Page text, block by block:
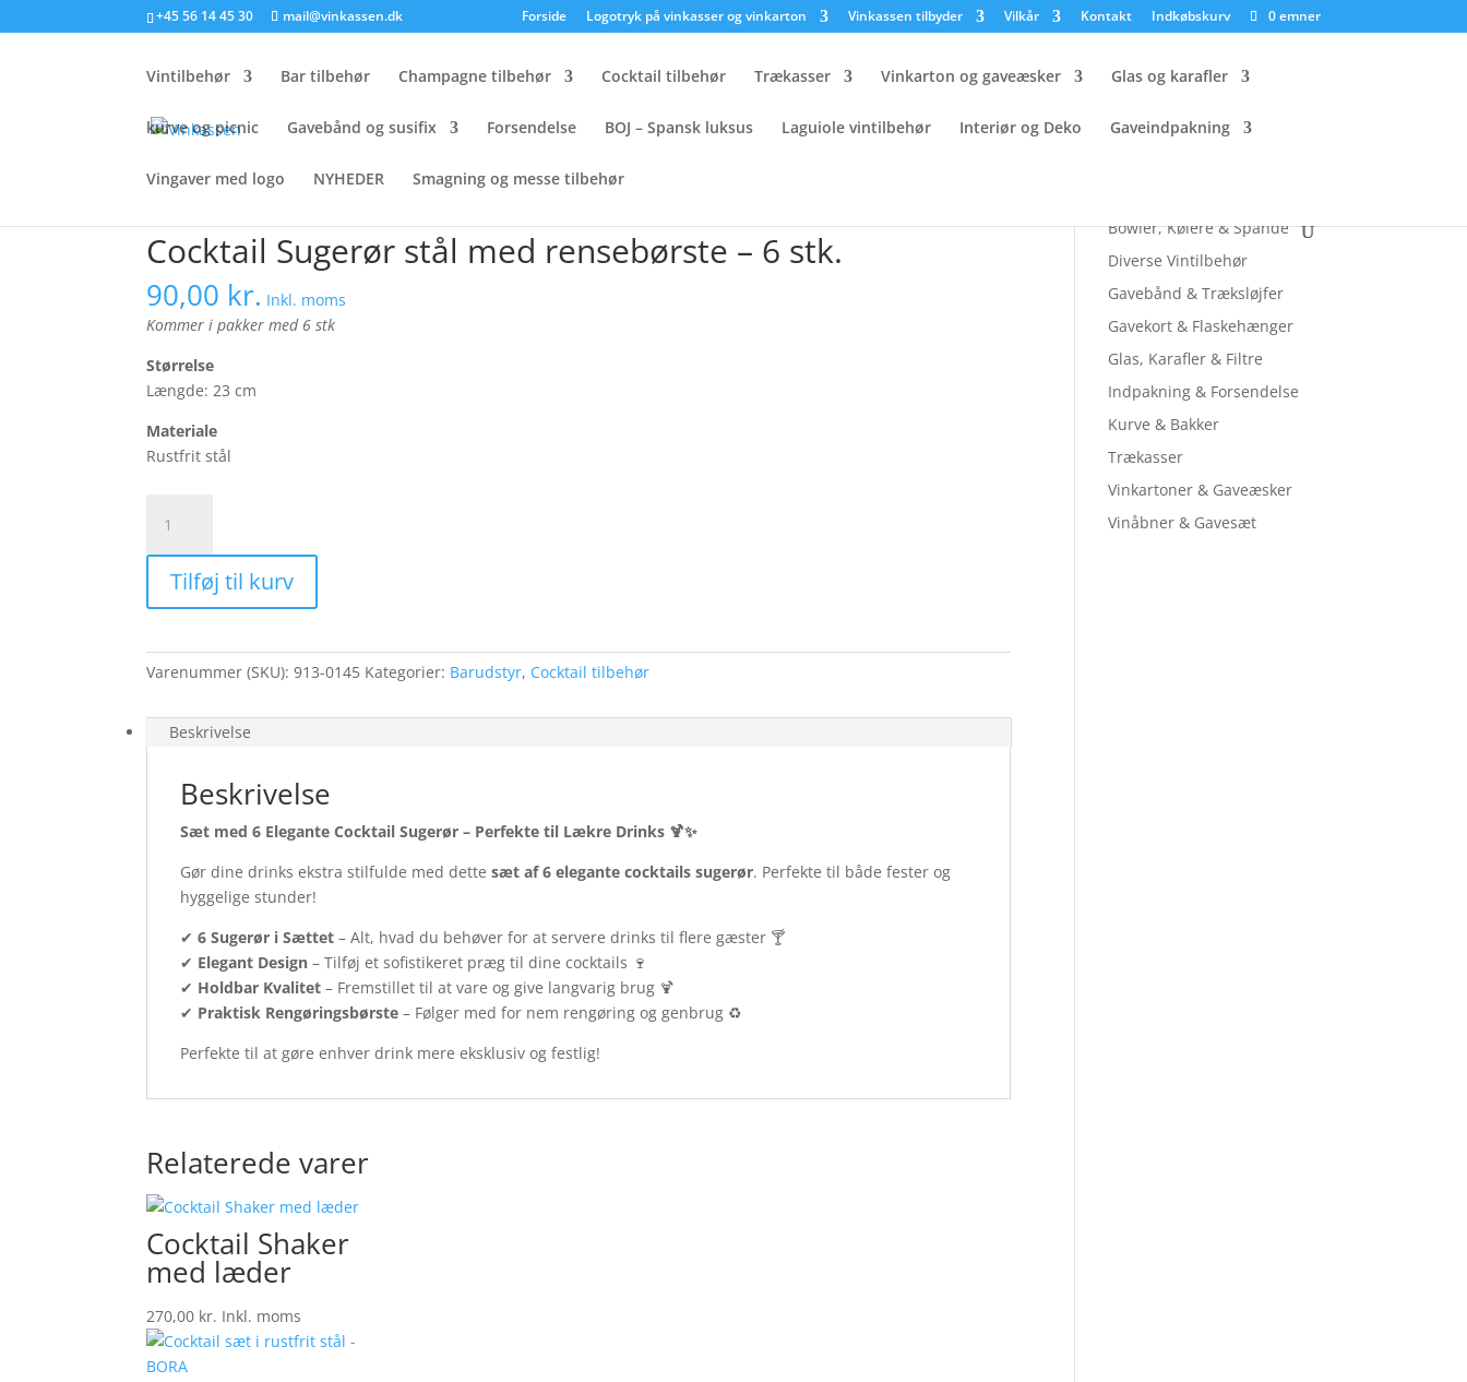
+45 56 14 45 30 mail@vinkassen.dk Forside Logotryk på vinkasser og vinkarton Vinkassen tilbyder Vilkår Kontakt Indkøbskurv 0 emner
Vintilbehør Bar tilbehør Champagne tilbehør Cocktail tilbehør Trækasser Vinkarton og gaveæsker Glas og karafler
kurve og picnic Gavebånd og susifix Forsendelse BOJ – Spansk luksus Laguiole vintilbehør Interiør og Deko Gaveindpakning
Vingaver med logo NYHEDER Smagning og messe tilbehør
×
Cocktail Sugerør stål med rensebørste – 6 stk.
90,00 kr. Inkl. moms
Kommer i pakker med 6 stk
Størrelse
Længde: 23 cm
Materiale
Rustfrit stål
Sugerør
stål
med
rensebørste
6
stk.
Tilføj til kurv
Varenummer (SKU):913-0145 Kategorier: Barudstyr, Cocktail tilbehør
Beskrivelse
Beskrivelse
Sæt med 6 Elegante Cocktail Sugerør – Perfekte til Lækre Drinks 🍹✨
Gør dine drinks ekstra stilfulde med dettesæt af 6 elegante cocktails sugerør. Perfekte til både fester og
hyggelige stunder!
✔6 Sugerør i Sættet – Alt, hvad du behøver for at servere drinks til flere gæster 🍸
✔ Elegant Design – Tilføj et sofistikeret præg til dine cocktails 🍷
✔ Holdbar Kvalitet – Fremstillet til at vare og give langvarig brug 🍹
✔ Praktisk Rengøringsbørste – Følger med for nem rengøring og genbrug ♻️
Perfekte til at gøre enhver drink mere eksklusiv og festlig!
Relaterede varer
Cocktail Shaker
med læder
270,00 kr. Inkl. moms
Bowler, Kølere & Spande
Diverse Vintilbehør
Gavebånd & Træksløjfer
Gavekort & Flaskehænger
Glas, Karafler & Filtre
Indpakning & Forsendelse
Kurve & Bakker
Trækasser
Vinkartoner & Gaveæsker
Vinåbner & Gavesæt